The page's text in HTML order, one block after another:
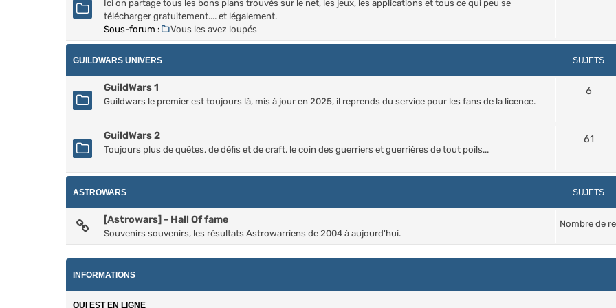
Ici on partage tous les bons plans trouvés sur le net, les jeux, les applications et tous ce qui peu se
télécharger gratuitement.... et légalement.
Sous-forum :
Vous les avez loupés
GUILDWARS UNIVERS SUJETS
GuildWars 1
Guildwars le premier est toujours là, mis à jour en 2025, il reprends du service pour les fans de la licence.
6
GuildWars 2
Toujours plus de quêtes, de défis et de craft, le coin des guerriers et guerrières de tout poils...
61
ASTROWARS SUJETS
[Astrowars] - Hall Of fame
Souvenirs souvenirs, les résultats Astrowarriens de 2004 à aujourd'hui.
Nombre de
INFORMATIONS
QUI EST EN LIGNE